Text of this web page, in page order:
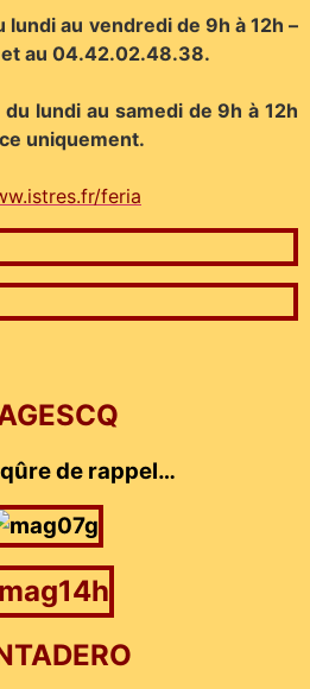
lundi au vendredi de 9h à 12h –
et au 04.42.02.48.38.
lundi au samedi de 9h à 12h
uniquement.
feria
de rappel…